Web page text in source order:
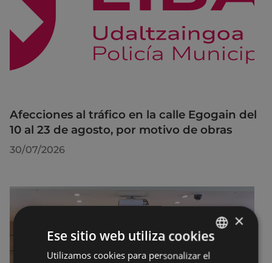
Afecciones al tráfico en la calle Egogain del
10 al 23 de agosto, por motivo de obras
30/07/2026
BASQUE
×
Ese sitio web utiliza cookies
Utilizamos cookies para personalizar el